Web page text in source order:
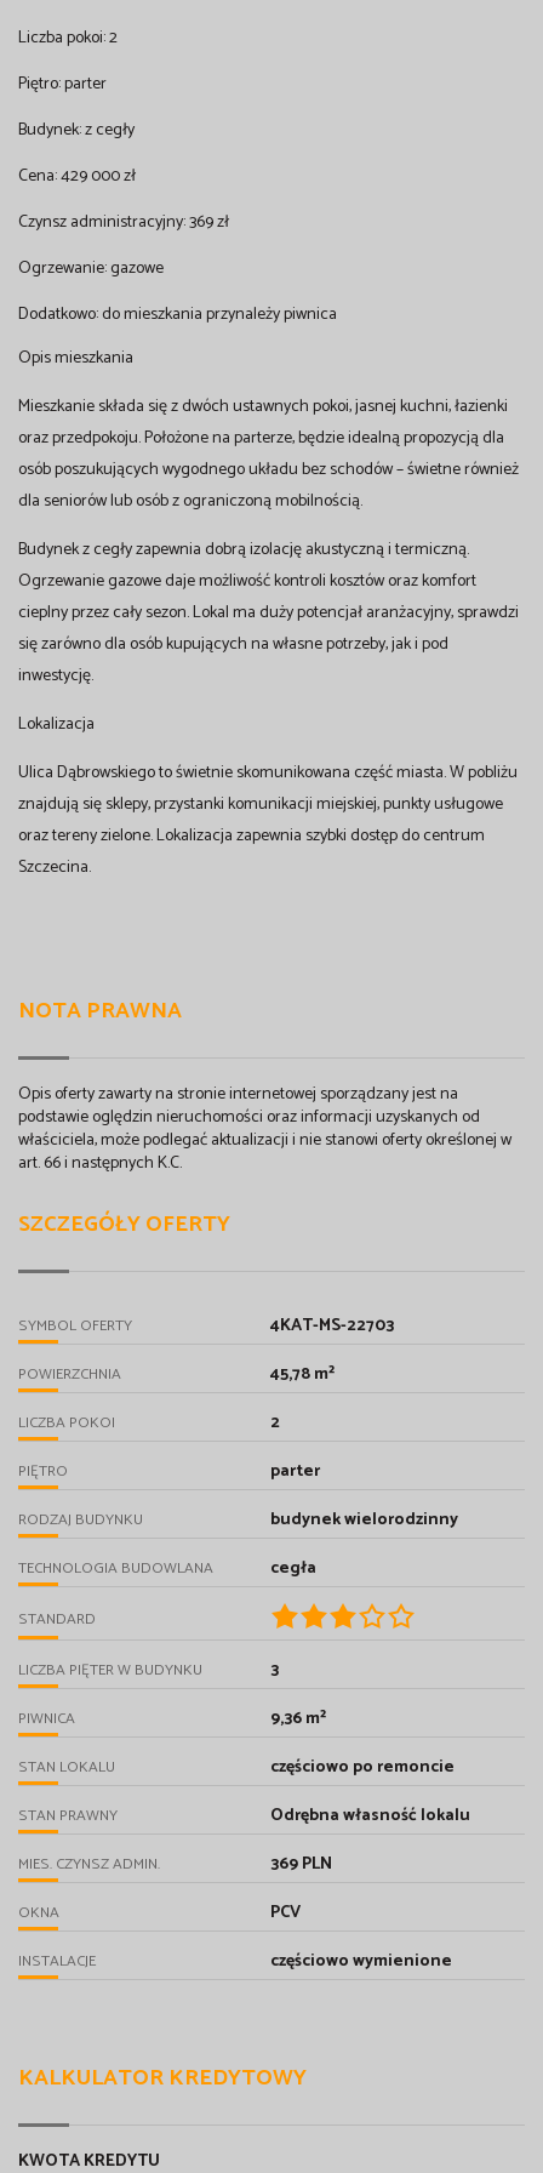
Liczba pokoi: 2
Piętro: parter
Budynek: z cegły
Cena: 429 000 zł
Czynsz administracyjny: 369 zł
Ogrzewanie: gazowe
Dodatkowo: do mieszkania przynależy piwnica
Opis mieszkania
Mieszkanie składa się z dwóch ustawnych pokoi, jasnej kuchni, łazienki
oraz przedpokoju. Położone na parterze, będzie idealną propozycją dla
osób poszukujących wygodnego układu bez schodów – świetne również
dla seniorów lub osób z ograniczoną mobilnością.
Budynek z cegły zapewnia dobrą izolację akustyczną i termiczną.
Ogrzewanie gazowe daje możliwość kontroli kosztów oraz komfort
cieplny przez cały sezon. Lokal ma duży potencjał aranżacyjny, sprawdzi
się zarówno dla osób kupujących na własne potrzeby, jak i pod
inwestycję.
Lokalizacja
Ulica Dąbrowskiego to świetnie skomunikowana część miasta. W pobliżu
znajdują się sklepy, przystanki komunikacji miejskiej, punkty usługowe
oraz tereny zielone. Lokalizacja zapewnia szybki dostęp do centrum
Szczecina.
NOTA PRAWNA
Opis oferty zawarty na stronie internetowej sporządzany jest na
podstawie oględzin nieruchomości oraz informacji uzyskanych od
właściciela, może podlegać aktualizacji i nie stanowi oferty określonej w
art. 66 i następnych K.C.
SZCZEGÓŁY OFERTY
SYMBOL OFERTY 4KAT-MS-22703
POWIERZCHNIA 45,78 m²
LICZBA POKOI 2
PIĘTRO parter
RODZAJ BUDYNKU budynek wielorodzinny
TECHNOLOGIA BUDOWLANA cegła
STANDARD
LICZBA PIĘTER W BUDYNKU 3
PIWNICA 9,36 m²
STAN LOKALU częściowo po remoncie
STAN PRAWNY Odrębna własność lokalu
MIES. CZYNSZ ADMIN. 369 PLN
OKNA PCV
INSTALACJE częściowo wymienione
KALKULATOR KREDYTOWY
KWOTA KREDYTU